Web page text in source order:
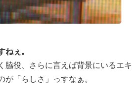
ねぇ。
脇役、さらに言えば背景にいるエキ
が「らしさ」っすなぁ。